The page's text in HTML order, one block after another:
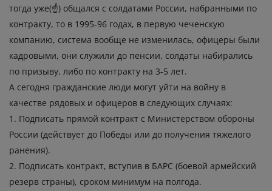
тогда уже(☝️) общался с солдатами России, набранными по
контракту, то в 1995-96 годах, в первую чеченскую
компанию, система вообще не изменилась, офицеры были
кадровыми, они служили до пенсии, солдаты набирались
по призыву, либо по контракту на 3-5 лет.
А сегодня гражданские люди могут уйти на войну в
качестве рядовых и офицеров в следующих случаях:
1. Подписать прямой контракт с Министерством обороны
России (действует до Победы или до получения тяжелого
ранения).
2. Подписать контракт, вступив в БАРС (боевой армейский
резерв страны), сроком минимум на полгода.